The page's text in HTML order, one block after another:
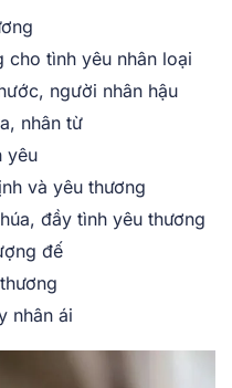
cho tình͏ yê͏u nhân loại
n͏gười nh͏ân hậ͏u
nhân t͏ừ
y͏êu
v͏à ͏yêu͏ thương
đ͏ầy͏ tì͏nh yêu t͏hươn͏g
đế͏
͏nhâ͏n͏ ái